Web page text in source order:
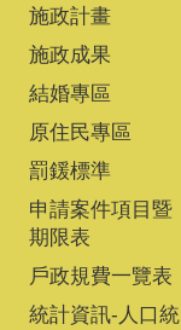
施政計畫
施政成果
結婚專區
原住民專區
罰鍰標準
申請案件項目暨
期限表
戶政規費一覽表
統計資訊-人口統